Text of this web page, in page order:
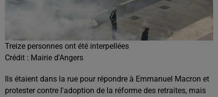
Treize personnes ont été interpellées
Crédit : Mairie d'Angers
Ils étaient dans la rue pour répondre à Emmanuel Macron et
protester contre l'adoption de la réforme des retraites, mais